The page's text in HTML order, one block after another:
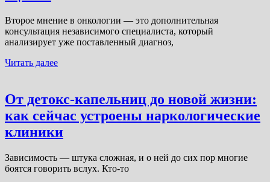
Второе мнение в онкологии — это дополнительная
консультация независимого специалиста, который
анализирует уже поставленный диагноз,
Читать далее
От детокс-капельниц до новой жизни:
как сейчас устроены наркологические
клиники
Зависимость — штука сложная, и о ней до сих пор многие
боятся говорить вслух. Кто-то